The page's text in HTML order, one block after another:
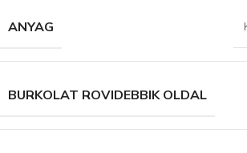
ANYAG
BURKOLAT ROVIDEBBIK OLDAL